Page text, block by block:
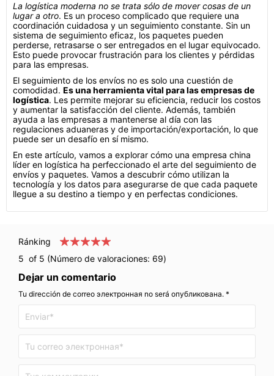
La logística moderna no se trata sólo de mover cosas de un
lugar a otro. Es un proceso complicado que requiere una
coordinación cuidadosa y un seguimiento constante. Sin un
sistema de seguimiento eficaz, los paquetes pueden
perderse, retrasarse o ser entregados en el lugar equivocado.
Esto puede provocar frustración para los clientes y pérdidas
para las empresas.
El seguimiento de los envíos no es solo una cuestión de
comodidad. Es una herramienta vital para las empresas de
logística. Les permite mejorar su eficiencia, reducir los costos
y aumentar la satisfacción del cliente. Además, también
ayuda a las empresas a mantenerse al día con las
regulaciones aduaneras y de importación/exportación, lo que
puede ser un desafío en sí mismo.
En este artículo, vamos a explorar cómo una empresa china
líder en logística ha perfeccionado el arte del seguimiento de
envíos y paquetes. Vamos a descubrir cómo utilizan la
tecnología y los datos para asegurarse de que cada paquete
llegue a su destino a tiempo y en perfectas condiciones.
Ránking
5 of 5 (Número de valoraciones: 69)
Dejar un comentario
Tu dirección de correo электронная no será опубликована. *